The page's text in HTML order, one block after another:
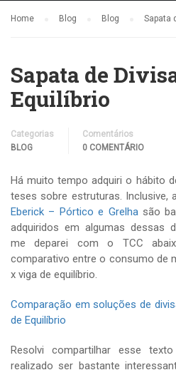
Home Blog Blog Sapata
Sapata de
Equilíbrio
Categorias
BLOG
Comentários
0 COMENTÁRIO
Há muito tempo adquiri o hábito
teses sobre estruturas. Inclusive,
Eberick – Pórtico e Grelhasão
adquiridos em algumas dessas
me deparei com o TCC
comparativo entre o consumo de
x viga de equilíbrio.
Comparação em soluções de
de Equilíbrio
Resolvi compartilhar esse
realizado ser bastante